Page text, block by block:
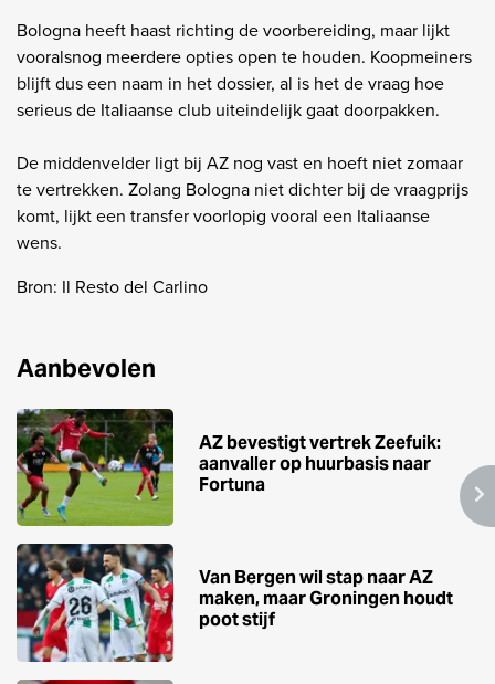
Bologna heeft haast richting de voorbereiding, maar lijkt
vooralsnog meerdere opties open te houden. Koopmeiners
blijft dus een naam in het dossier, al is het de vraag hoe
serieus de Italiaanse club uiteindelijk gaat doorpakken.
De middenvelder ligt bij AZ nog vast en hoeft niet zomaar
te vertrekken. Zolang Bologna niet dichter bij de vraagprijs
komt, lijkt een transfer voorlopig vooral een Italiaanse
wens.
Bron: Il Resto del Carlino
Aanbevolen
AZ bevestigt vertrek Zeefuik:
aanvaller op huurbasis naar
Fortuna
Van Bergen wil stap naar AZ
maken, maar Groningen houdt
poot stijf